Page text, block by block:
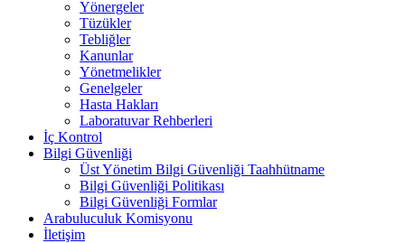
Yönergeler
Tüzükler
Tebliğler
Kanunlar
Yönetmelikler
Genelgeler
Hasta Hakları
Laboratuvar Rehberleri
İç Kontrol
Bilgi Güvenliği
Üst Yönetim Bilgi Güvenliği Taahhütname
Bilgi Güvenliği Politikası
Bilgi Güvenliği Formlar
Arabuluculuk Komisyonu
İletişim